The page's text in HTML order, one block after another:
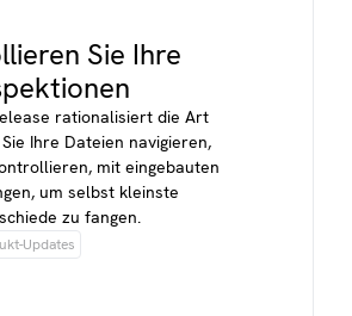
Sie Ihre
rationalisiert die Art
Ihre Dateien navigieren,
mit eingebauten
um selbst kleinste
zu fangen.
Updates